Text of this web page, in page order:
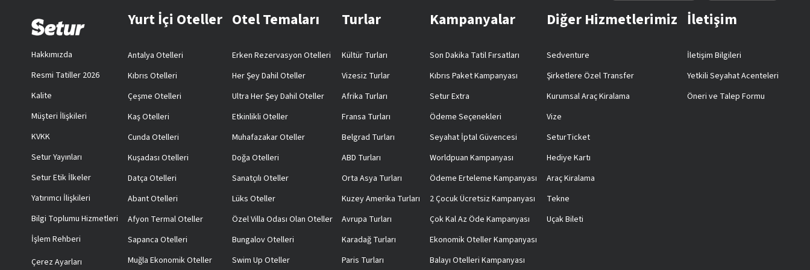
Hakkımızda
Resmi Tatiller 2026
Kalite
Müşteri İlişkileri
KVKK
Setur Yayınları
Setur Etik İlkeler
Yatırımcı İlişkileri
Bilgi Toplumu Hizmetleri
İşlem Rehberi
Çerez Ayarları
Yurt İçi Oteller
Antalya Otelleri
Kıbrıs Otelleri
Çeşme Otelleri
Kaş Otelleri
Cunda Otelleri
Kuşadası Otelleri
Datça Otelleri
Abant Otelleri
Afyon Termal Oteller
Sapanca Otelleri
Muğla Ekonomik Oteller
Otel Temaları
Erken Rezervasyon Otelleri
Her Şey Dahil Oteller
Ultra Her Şey Dahil Oteller
Etkinlikli Oteller
Muhafazakar Oteller
Doğa Otelleri
Sanatçılı Oteller
Lüks Oteller
Özel Villa Odası Olan Oteller
Bungalov Otelleri
Swim Up Oteller
Turlar
Kültür Turları
Vizesiz Turlar
Afrika Turları
Fransa Turları
Belgrad Turları
ABD Turları
Orta Asya Turları
Kuzey Amerika Turları
Avrupa Turları
Karadağ Turları
Paris Turları
Kampanyalar
Son Dakika Tatil Fırsatları
Kıbrıs Paket Kampanyası
Setur Extra
Ödeme Seçenekleri
Seyahat İptal Güvencesi
Worldpuan Kampanyası
Ödeme Erteleme Kampanyası
2 Çocuk Ücretsiz Kampanyası
Çok Kal Az Öde Kampanyası
Ekonomik Oteller Kampanyası
Balayı Otelleri Kampanyası
Diğer Hizmetlerimiz
Sedventure
Şirketlere Özel Transfer
Kurumsal Araç Kiralama
Vize
SeturTicket
Hediye Kartı
Araç Kiralama
Tekne
Uçak Bileti
İletişim
İletişim Bilgileri
Yetkili Seyahat Acenteleri
Öneri ve Talep Formu